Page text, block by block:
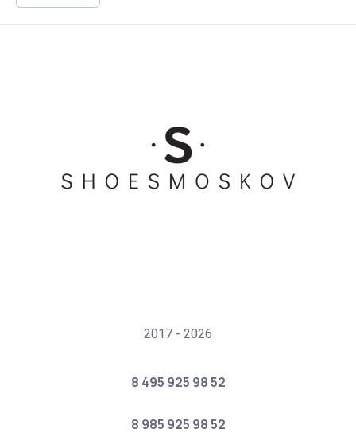
2017 - 2026
8 495 925 98 52
8 985 925 98 52